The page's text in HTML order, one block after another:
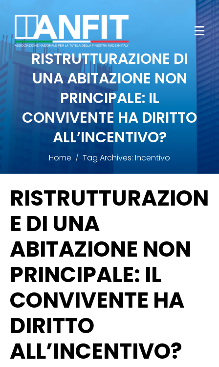
RISTRUTTURAZIONE DI
UNA ABITAZIONE NON
PRINCIPALE: IL
CONVIVENTE HA DIRITTO
ALL’INCENTIVO?
Home Tag Archives: Incentivo
RISTRUTTURAZION
E DI UNA
ABITAZIONE NON
PRINCIPALE: IL
CONVIVENTE HA
DIRITTO
ALL’INCENTIVO?